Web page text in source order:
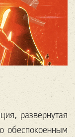
развёрнутая
обеспокоенным